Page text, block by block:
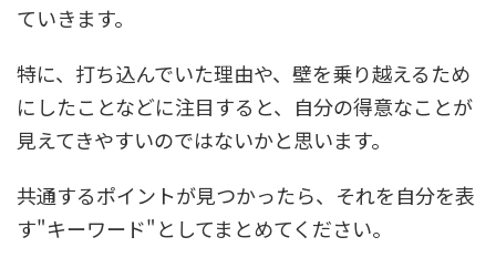
ていきます。
特に、打ち込んでいた理由や、壁を乗り越えるため
にしたことなどに注目すると、自分の得意なことが
見えてきやすいのではないかと思います。
共通するポイントが見つかったら、それを自分を表
す"キーワード"としてまとめてください。